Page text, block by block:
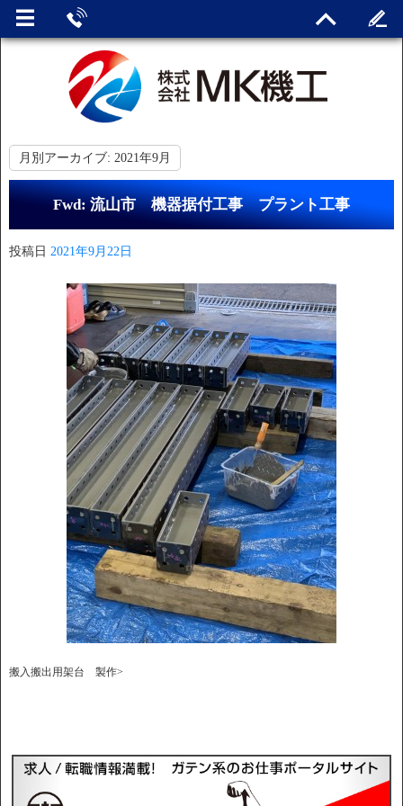
月別アーカイブ: 2021年9月
Fwd: 流山市 機器据付工事 プラント工事
投稿日 2021年9月22日
搬入搬出用架台 製作>